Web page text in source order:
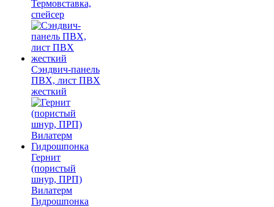
Термовставка,
спейсер
Сэндвич-панель
ПВХ, лист ПВХ
жесткий
Гернит
(пористый
шнур, ПРП)
Вилатерм
Гидрошпонка